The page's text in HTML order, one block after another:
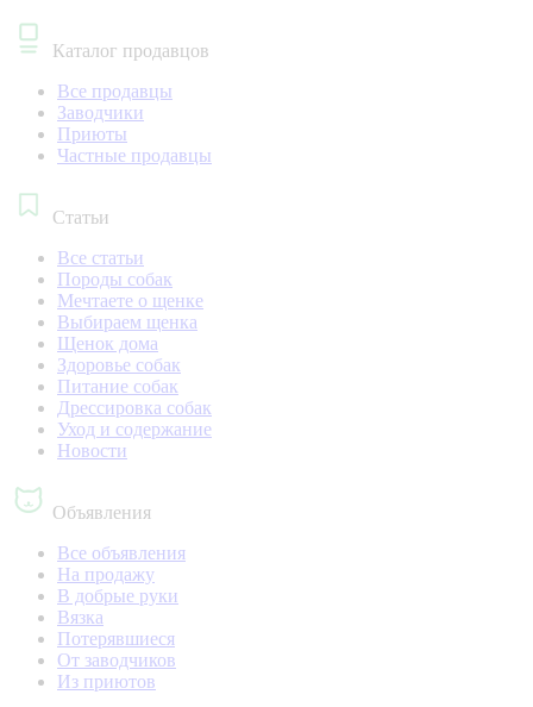
Каталог продавцов
Все продавцы
Заводчики
Приюты
Частные продавцы
Статьи
Все статьи
Породы собак
Мечтаете о щенке
Выбираем щенка
Щенок дома
Здоровье собак
Питание собак
Дрессировка собак
Уход и содержание
Новости
Объявления
Все объявления
На продажу
В добрые руки
Вязка
Потерявшиеся
От заводчиков
Из приютов